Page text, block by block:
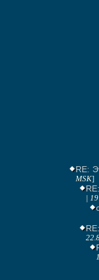
RE:
MSK]
|